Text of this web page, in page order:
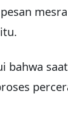
bahwa